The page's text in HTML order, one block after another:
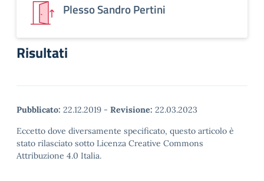
Plesso Sandro Pertini
Risultati
Pubblicato: 22.12.2019 - Revisione: 22.03.2023
Eccetto dove diversamente specificato, questo articolo è
stato rilasciato sotto Licenza Creative Commons
Attribuzione 4.0 Italia.